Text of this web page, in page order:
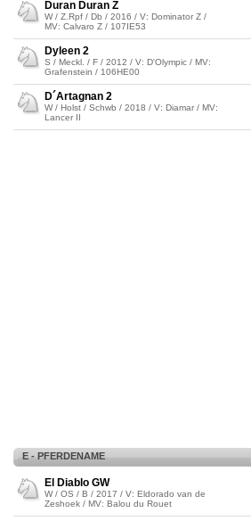
Duran Duran Z
W / Z.Rpf / Db / 2016 / V: Dominator Z /
MV: Calvaro Z / 107IE53
Dyleen 2
S / Meckl. / F / 2012 / V: D'Olympic / MV:
Grafenstein / 106HE00
D´Artagnan 2
W / Holst / Schwb / 2018 / V: Diamar / MV:
Lancer II
E - PFERDENAME
El Diablo GW
W / OS / B / 2017 / V: Eldorado van de
Zeshoek / MV: Balou du Rouet